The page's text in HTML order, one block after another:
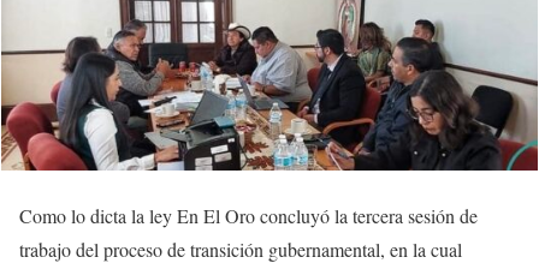
Como lo dicta la ley En El Oro concluyó la tercera sesión de
trabajo del proceso de transición gubernamental, en la cual